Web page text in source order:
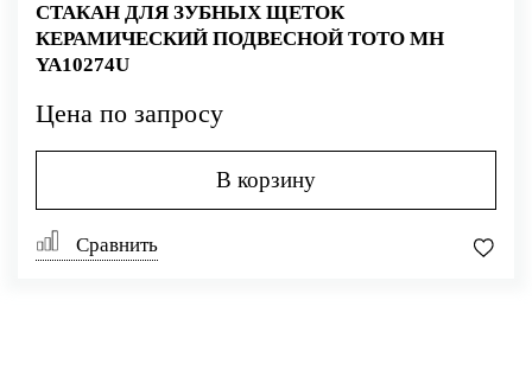
СТАКАН ДЛЯ ЗУБНЫХ ЩЕТОК
КЕРАМИЧЕСКИЙ ПОДВЕСНОЙ TOTO MH
YA10274U
Цена по запросу
В корзину
Сравнить